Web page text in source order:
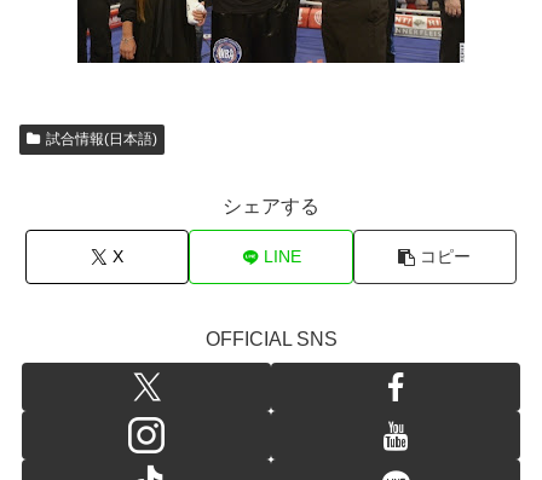
試合情報(日本語)
シェアする
X LINE コピー
OFFICIAL SNS